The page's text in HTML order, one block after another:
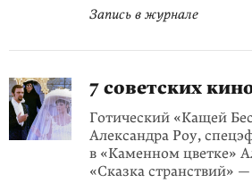
Запись в журнале
7 советских
Готический «Кащей
Александра Роу,
в «Каменном цветке»
«Сказка странствий»